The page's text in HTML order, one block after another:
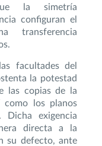
la simetría
configuran el
transferencia
facultades del
la potestad
las copias de la
como los planos
Dicha exigencia
directa a la
su defecto, ante